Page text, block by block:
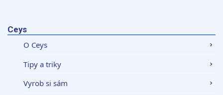
Ceys
O Ceys
Tipy a triky
Vyrob si sám